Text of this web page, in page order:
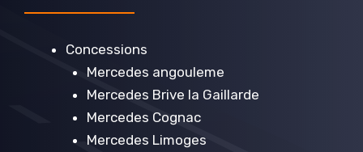
Concessions
Mercedes angouleme
Mercedes Brive la Gaillarde
Mercedes Cognac
Mercedes Limoges